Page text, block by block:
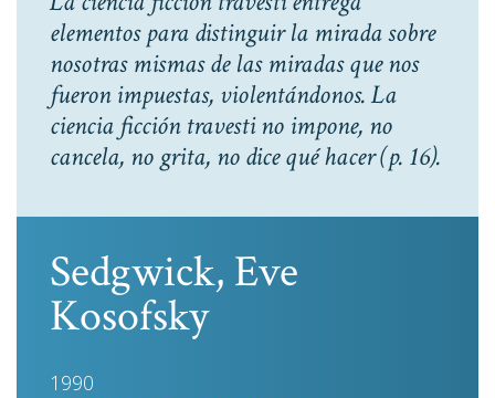
elementos para distinguir la mirada sobre
nosotras mismas de las miradas que nos
fueron impuestas, violentándonos. La
ciencia ficción travesti no impone, no
cancela, no grita, no dice qué hacer(p. 16).
Sedgwick, Eve
Kosofsky
1990